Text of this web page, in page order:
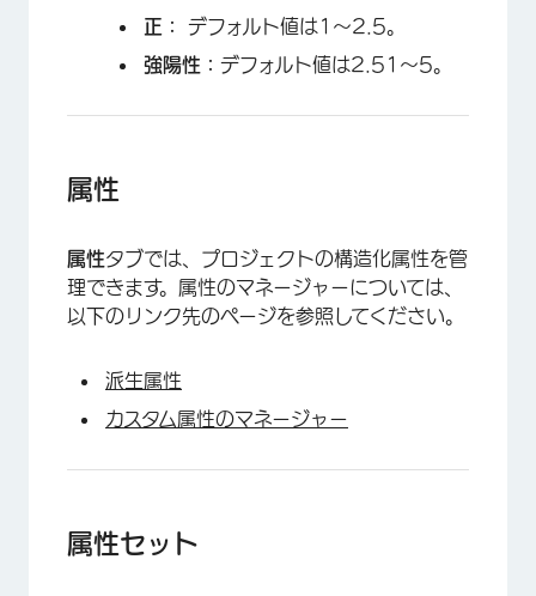
正： デフォルト値は1～2.5。
強陽性： デフォルト値は2.51～5。
属性
属性タブでは、プロジェクトの構造化属性を管
理できます。属性のマネージャーについては、
以下のリンク先のページを参照してください。
派生属性
カスタム属性のマネージャー
属性セット